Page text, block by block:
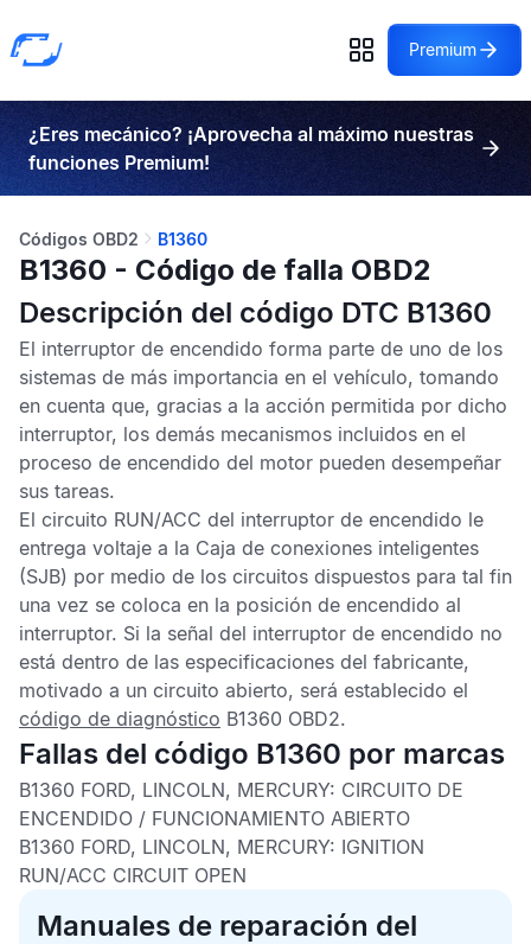
Premium
¿Eres mecánico? ¡Aprovecha al máximo nuestras
funciones Premium!
Códigos OBD2 B1360
B1360 - Código de falla OBD2
Descripción del código DTC B1360
El interruptor de encendido forma parte de uno de los
sistemas de más importancia en el vehículo, tomando
en cuenta que, gracias a la acción permitida por dicho
interruptor, los demás mecanismos incluidos en el
proceso de encendido del motor pueden desempeñar
sus tareas.
El circuito RUN/ACC del interruptor de encendido le
entrega voltaje a la Caja de conexiones inteligentes
(SJB) por medio de los circuitos dispuestos para tal fin
una vez se coloca en la posición de encendido al
interruptor. Si la señal del interruptor de encendido no
está dentro de las especificaciones del fabricante,
motivado a un circuito abierto, será establecido el
código de diagnóstico B1360 OBD2.
Fallas del código B1360 por marcas
B1360 FORD, LINCOLN, MERCURY: CIRCUITO DE
ENCENDIDO / FUNCIONAMIENTO ABIERTO
B1360 FORD, LINCOLN, MERCURY: IGNITION
RUN/ACC CIRCUIT OPEN
Manuales de reparación del